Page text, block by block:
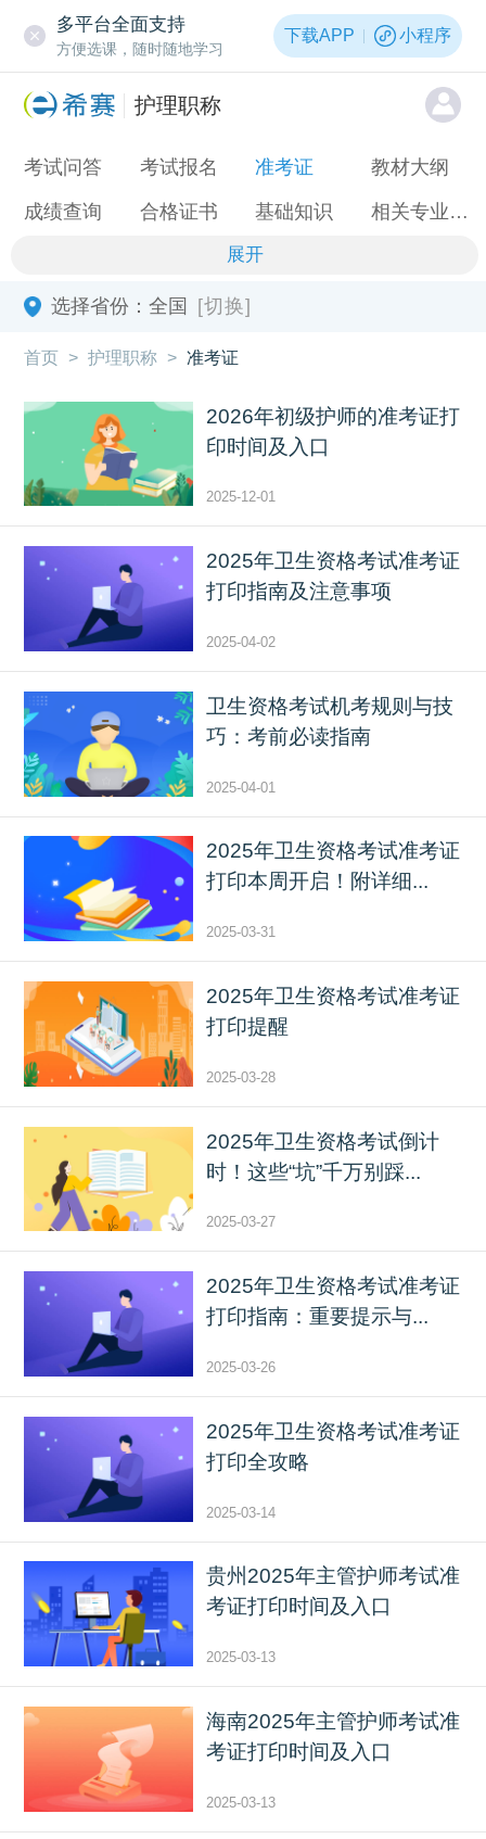
多平台全面支持
方便选课，随时随地学习
下载APP 小程序
护理职称
考试问答 考试报名 准考证 教材大纲
成绩查询 合格证书 基础知识 相关专业知识
展开
选择省份： 全国 [切换]
首页 > 护理职称 > 准考证
2026年初级护师的准考证打
印时间及入口
2025-12-01
2025年卫生资格考试准考证
打印指南及注意事项
2025-04-02
​卫生资格考试机考规则与技
巧：考前必读指南
2025-04-01
2025年卫生资格考试准考证
打印本周开启！附详细...
2025-03-31
2025年卫生资格考试准考证
打印提醒
2025-03-28
2025年卫生资格考试倒计
时！这些“坑”千万别踩...
2025-03-27
2025年卫生资格考试准考证
打印指南：重要提示与...
2025-03-26
2025年卫生资格考试准考证
打印全攻略
2025-03-14
贵州2025年主管护师考试准
考证打印时间及入口
2025-03-13
海南2025年主管护师考试准
考证打印时间及入口
2025-03-13